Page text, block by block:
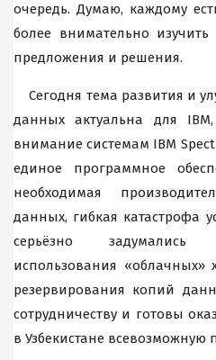
очередь. Думаю, каждому
более внимательно
предложения и решения.
Сегодня тема развития и
данных актуальна для
внимание системам IBM
единое программное
необходимая
данных, гибкая катастрофа
серьёзно задумались
использования
резервирования копий
сотрудничеству и готовы
в Узбекистане всевозможную